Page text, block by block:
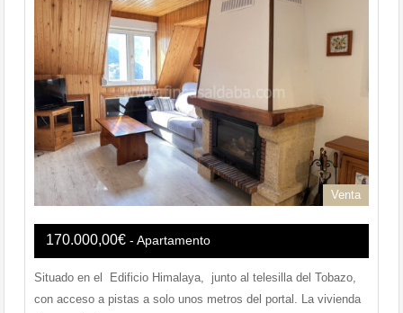
Venta
170.000,00€ - Apartamento
Situado en el Edificio Himalaya, junto al telesilla del Tobazo,
con acceso a pistas a solo unos metros del portal. La vivienda